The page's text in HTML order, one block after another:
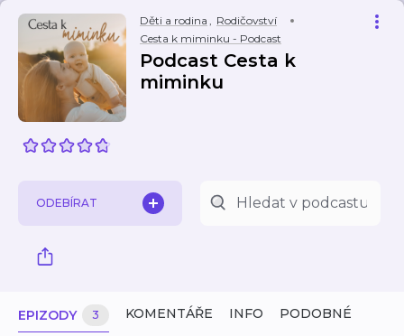
Děti a rodina , Rodičovství
Cesta k miminku - Podcast
Podcast Cesta k
miminku
ODEBÍRAT
EPIZODY 3 KOMENTÁŘE INFO PODOBNÉ